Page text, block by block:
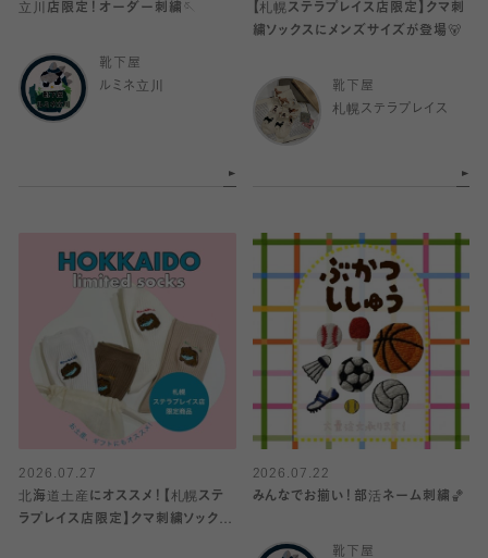
立川店限定！オーダー刺繍🪡
靴下屋
ルミネ立川
【札幌ステラプレイス店限定】クマ刺
繍ソックスにメンズサイズが登場🐻
靴下屋
札幌ステラプレイス
2026.07.27
北海道土産にオススメ！【札幌ステ
ラプレイス店限定】クマ刺繍ソックス
2026.07.22
みんなでお揃い！部活ネーム刺繍🏀
靴下屋